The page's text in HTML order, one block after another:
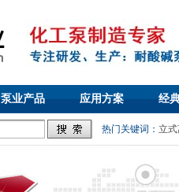
泵业产品 应用方案 经
热门关键词： 立